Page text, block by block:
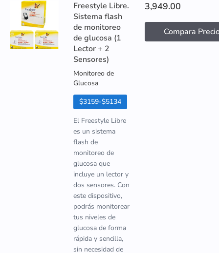
Freestyle Libre.
Sistema flash
de monitoreo
de glucosa (1
Lector + 2
Sensores)
Monitoreo de
Glucosa
$3159-$5134
El Freestyle Libre
es un sistema
flash de
monitoreo de
glucosa que
incluye un lector y
dos sensores. Con
este dispositivo,
podrás monitorear
tus niveles de
glucosa de forma
rápida y sencilla,
sin necesidad de
3,949.00
Compara